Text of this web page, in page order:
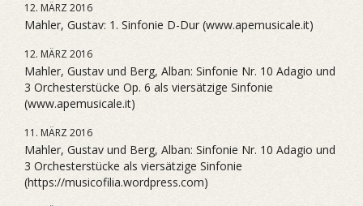
12. MÄRZ 2016
Mahler, Gustav: 1. Sinfonie D-Dur (www.apemusicale.it)
12. MÄRZ 2016
Mahler, Gustav und Berg, Alban: Sinfonie Nr. 10 Adagio und
3 Orchesterstücke Op. 6 als viersätzige Sinfonie
(www.apemusicale.it)
11. MÄRZ 2016
Mahler, Gustav und Berg, Alban: Sinfonie Nr. 10 Adagio und
3 Orchesterstücke als viersätzige Sinfonie
(https://musicofilia.wordpress.com)